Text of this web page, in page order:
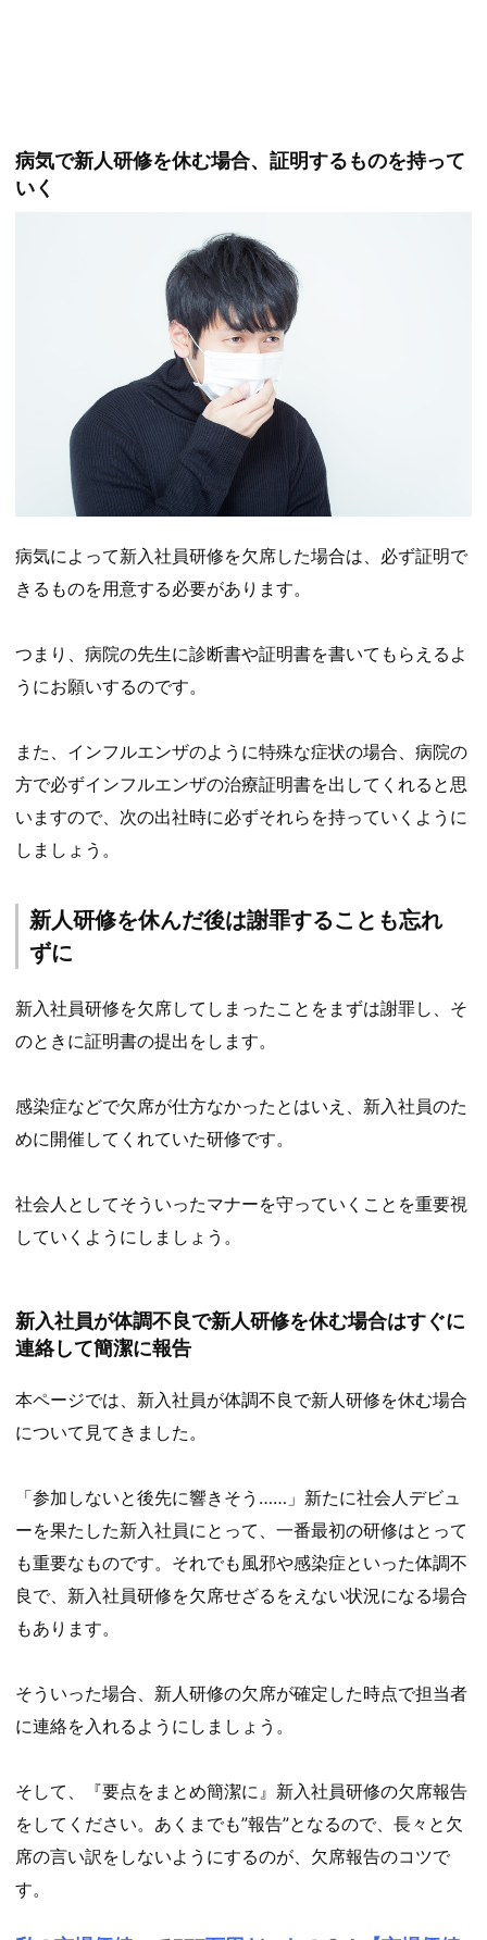
病気で新人研修を休む場合、証明するものを持って
いく
病気によって新入社員研修を欠席した場合は、必ず証明で
きるものを用意する必要があります。
つまり、病院の先生に診断書や証明書を書いてもらえるよ
うにお願いするのです。
また、インフルエンザのように特殊な症状の場合、病院の
方で必ずインフルエンザの治療証明書を出してくれると思
いますので、次の出社時に必ずそれらを持っていくように
しましょう。
新人研修を休んだ後は謝罪することも忘れ
ずに
新入社員研修を欠席してしまったことをまずは謝罪し、そ
のときに証明書の提出をします。
感染症などで欠席が仕方なかったとはいえ、新入社員のた
めに開催してくれていた研修です。
社会人としてそういったマナーを守っていくことを重要視
していくようにしましょう。
新入社員が体調不良で新人研修を休む場合はすぐに
連絡して簡潔に報告
本ページでは、新入社員が体調不良で新人研修を休む場合
について見てきました。
「参加しないと後先に響きそう……」新たに社会人デビュ
ーを果たした新入社員にとって、一番最初の研修はとって
も重要なものです。それでも風邪や感染症といった体調不
良で、新入社員研修を欠席せざるをえない状況になる場合
もあります。
そういった場合、新人研修の欠席が確定した時点で担当者
に連絡を入れるようにしましょう。
そして、『要点をまとめ簡潔に』新入社員研修の欠席報告
をしてください。あくまでも”報告”となるので、長々と欠
席の言い訳をしないようにするのが、欠席報告のコツで
す。